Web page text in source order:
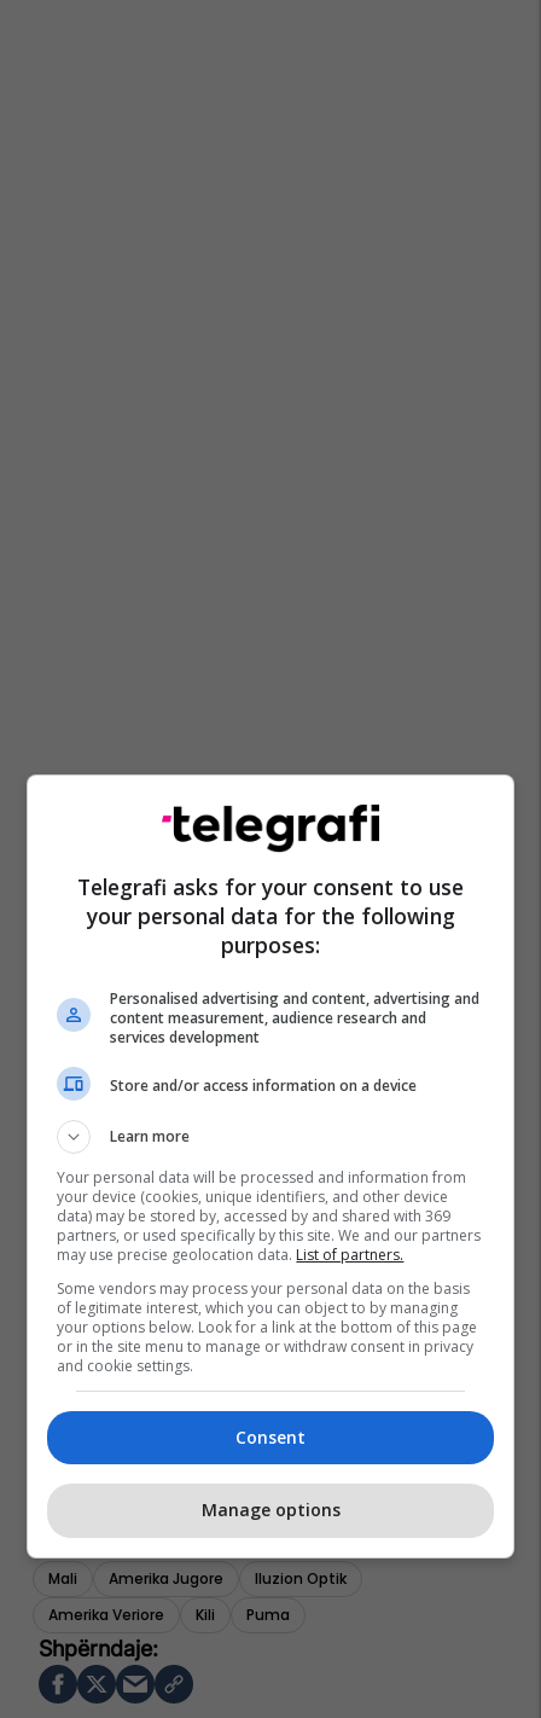
Mali Amerika Jugore
Iluzion Optik
Amerika Veriore
Kili Puma
Telegrafi asks for your consent to use
your personal data for the following
purposes:
Personalised advertising and content, advertising and
content measurement, audience research and
services development
Store and/or access information on a device
Learn more
Your personal data will be processed and information from
your device (cookies, unique identifiers, and other device
data) may be stored by, accessed by and shared with 369
partners, or used specifically by this site. We and our partners
may use precise geolocation data. List of partners.
Some vendors may process your personal data on the basis
of legitimate interest, which you can object to by managing
your options below. Look for a link at the bottom of this page
or in the site menu to manage or withdraw consent in privacy
and cookie settings.
Consent
Manage options